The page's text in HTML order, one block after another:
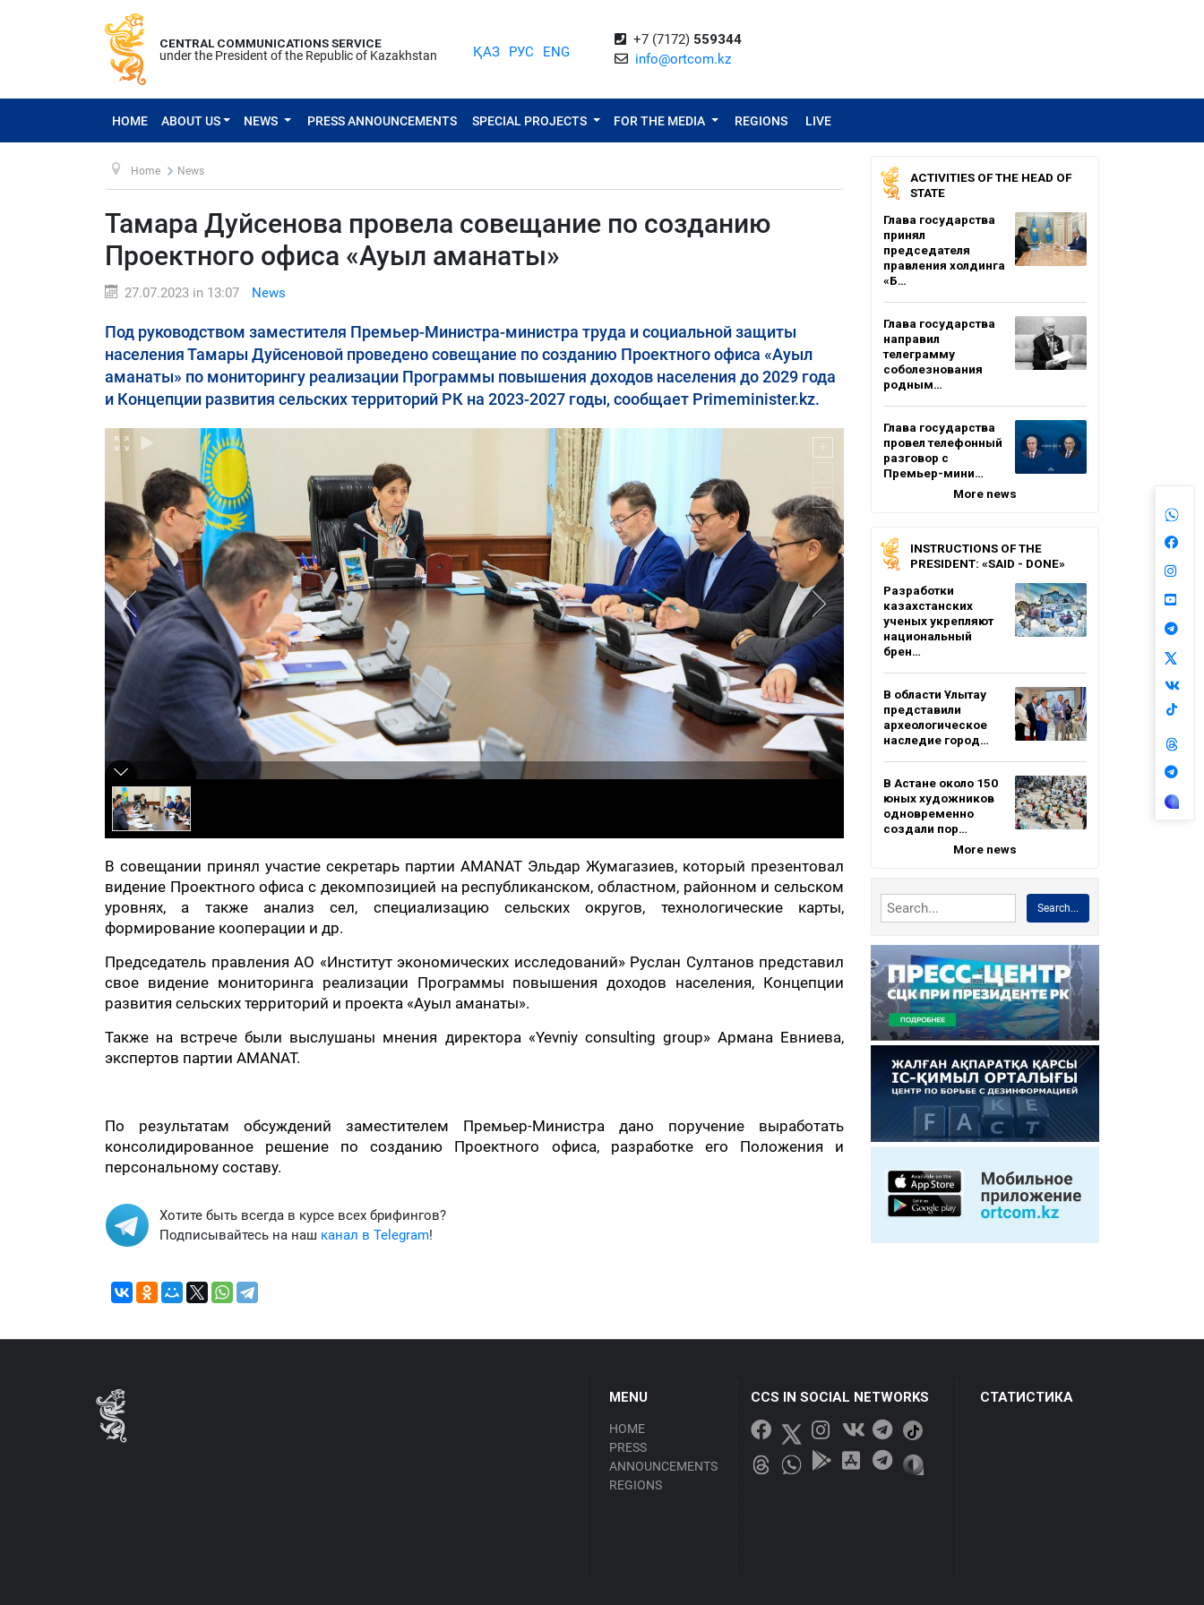
CENTRAL COMMUNICATIONS SERVICE
under the President of the Republic of Kazakhstan
ҚАЗ РУС ENG
+7 (7172) 559344
info@ortcom.kz
HOME ABOUT US NEWS PRESS ANNOUNCEMENTS SPECIAL PROJECTS FOR THE MEDIA REGIONS LIVE
Home News
Тамара Дуйсенова провела совещание по созданию
Проектного офиса «Ауыл аманаты»
27.07.2023 in 13:07 News
Под руководством заместителя Премьер-Министра-министра труда и социальной защиты
населения Тамары Дуйсеновой проведено совещание по созданию Проектного офиса «Ауыл
аманаты» по мониторингу реализации Программы повышения доходов населения до 2029 года
и Концепции развития сельских территорий РК на 2023-2027 годы, сообщает Primeminister.kz.
В совещании принял участие секретарь партии AMANAT Эльдар Жумагазиев, который презентовал
видение Проектного офиса с декомпозицией на республиканском, областном, районном и сельском
уровнях, а также анализ сел, специализацию сельских округов, технологические карты,
формирование кооперации и др.
Председатель правления АО «Институт экономических исследований» Руслан Султанов представил
свое видение мониторинга реализации Программы повышения доходов населения, Концепции
развития сельских территорий и проекта «Ауыл аманаты».
Также на встрече были выслушаны мнения директора «Yevniy consulting group» Армана Евниева,
экспертов партии AMANAT.
По результатам обсуждений заместителем Премьер-Министра дано поручение выработать
консолидированное решение по созданию Проектного офиса, разработке его Положения и
персональному составу.
Хотите быть всегда в курсе всех брифингов?
Подписывайтесь на наш канал в Telegram!
ACTIVITIES OF THE HEAD OF
STATE
Глава государства
принял
председателя
правления холдинга
«Б…
Глава государства
направил
телеграмму
соболезнования
родным…
Глава государства
провел телефонный
разговор с
Премьер-мини…
More news
INSTRUCTIONS OF THE
PRESIDENT: «SAID - DONE»
Разработки
казахстанских
ученых укрепляют
национальный
брен…
В области Ұлытау
представили
археологическое
наследие город…
В Астане около 150
юных художников
одновременно
создали пор…
More news
Search...
MENU
HOME
PRESS
ANNOUNCEMENTS
REGIONS
CCS IN SOCIAL NETWORKS СТАТИСТИКА